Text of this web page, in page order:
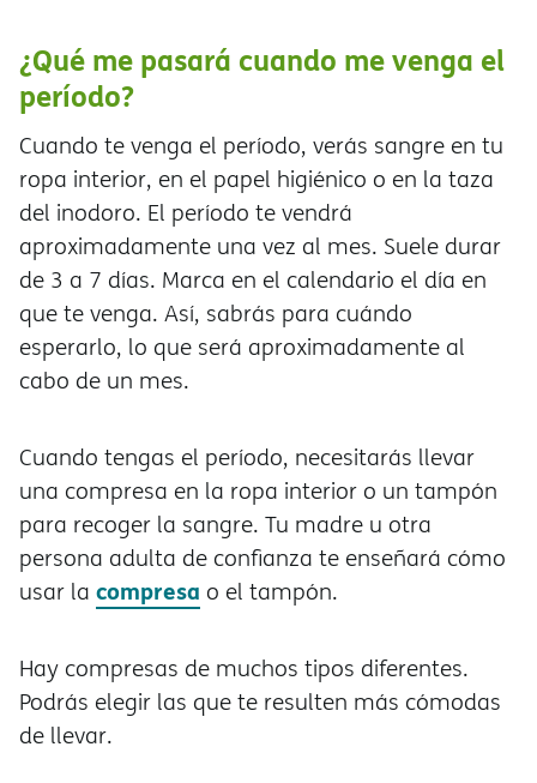
¿Qué me pasará cuando me venga el
período?
Cuando te venga el período, verás sangre en tu
ropa interior, en el papel higiénico o en la taza
del inodoro. El período te vendr
aproximadamente una vez al mes. Suele durar
de 3 a 7 días. Marca en el calendario el día en
que te venga. Así, sabrás para cuándo
esperarlo, lo que será aproximadamente al
cabo de un mes.
Cuando tengas el período, necesitarás llevar
una compresa en la ropa interior o un tampón
para recoger la sangre. Tu madre u otra
persona adulta de confianza te enseñará cómo
usar la compresa o el tampón.
Hay compresas de muchos tipos diferentes.
Podrás elegir las que te resulten más cómodas
de llevar.